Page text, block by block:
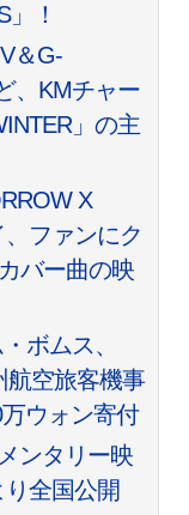
！
＆G-
、KMチャー
」の主
X
ファンにク
バー曲の映
ボムス、
航空旅客機事
ウォン寄付
ンタリー映
全国公開